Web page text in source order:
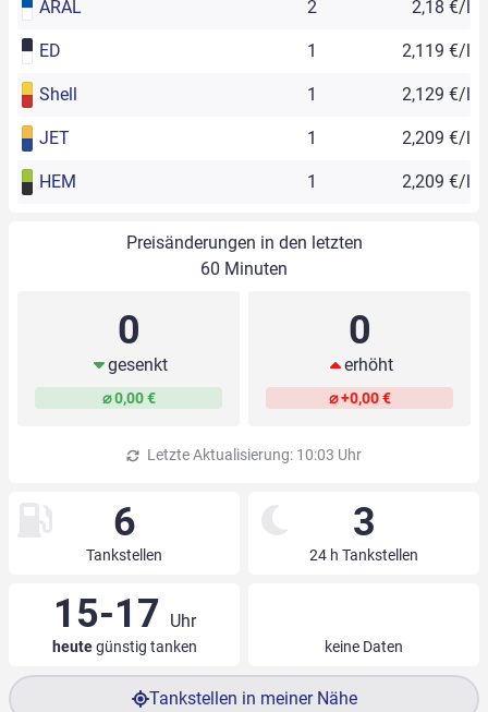
ARAL 2 2,18 €/l
ED 1 2,119 €/l
Shell 1 2,129 €/l
JET 1 2,209 €/l
HEM 1 2,209 €/l
Preisänderungen in den letzten
60 Minuten
0
gesenkt
⌀ 0,00 €
0
erhöht
⌀ +0,00 €
Letzte Aktualisierung: 10:03 Uhr
6
Tankstellen
3
24 h Tankstellen
15-17 Uhr
heutegünstig tanken keine Daten
Tankstellen in meiner Nähe